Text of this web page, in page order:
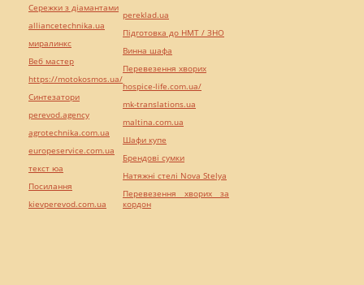
Сережки з діамантами
alliancetechnika.ua
миралинкс
Веб мастер
https://motokosmos.ua/
Синтезатори
perevod.agency
agrotechnika.com.ua
europeservice.com.ua
текст юа
Посилання
kievperevod.com.ua
pereklad.ua
Підготовка до НМТ / ЗНО
Винна шафа
Перевезення хворих
hospice-life.com.ua/
mk-translations.ua
maltina.com.ua
Шафи купе
Брендові сумки
Натяжні стелі Nova Stelya
Перевезення хворих за
кордон